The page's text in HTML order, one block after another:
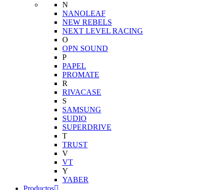
N
NANOLEAF
NEW REBELS
NEXT LEVEL RACING
O
OPN SOUND
P
PAPEL
PROMATE
R
RIVACASE
S
SAMSUNG
SUDIO
SUPERDRIVE
T
TRUST
V
VT
Y
YABER
Productos